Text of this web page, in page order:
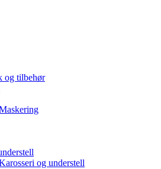
og tilbehør
og understell